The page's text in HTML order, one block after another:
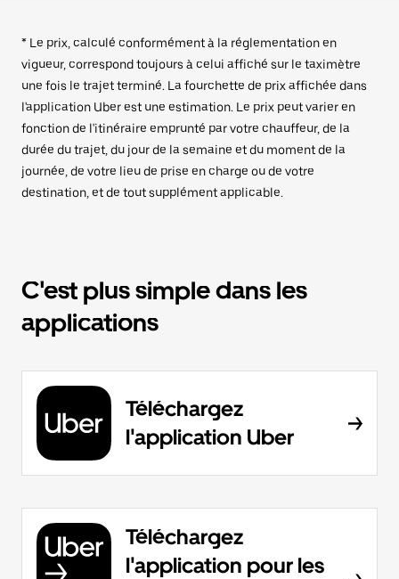
* Le prix, calculé conformément à la réglementation en
vigueur, correspond toujours à celui affiché sur le taximètre
une fois le trajet terminé. La fourchette de prix affichée dans
l'application Uber est une estimation. Le prix peut varier en
fonction de l'itinéraire emprunté par votre chauffeur, de la
durée du trajet, du jour de la semaine et du moment de la
journée, de votre lieu de prise en charge ou de votre
destination, et de tout supplément applicable.
C'est plus simple dans les
applications
Téléchargez
l'application Uber
Téléchargez
l'application pour les